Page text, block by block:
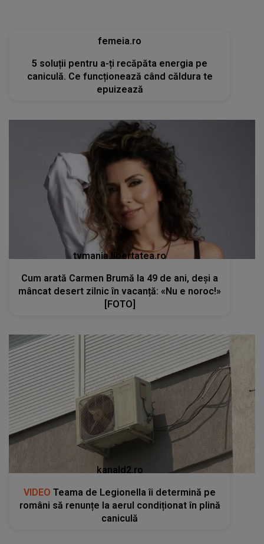
tvmania.libertatea.ro
Cum arată Carmen Brumă la 49 de ani, deși a
mâncat desert zilnic în vacanță: «Nu e noroc!»
[FOTO]
kanald2.ro
VIDEOTeama de Legionella îi determină pe
români să renunțe la aerul condiționat în plină
caniculă